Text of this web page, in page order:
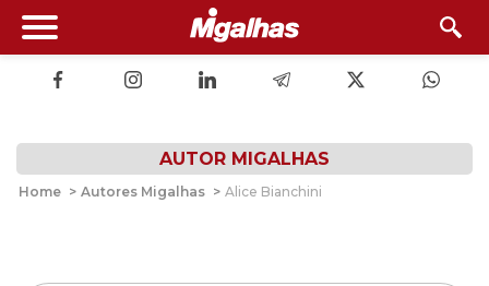
AUTOR MIGALHAS
Home > Autores Migalhas > Alice Bianchini